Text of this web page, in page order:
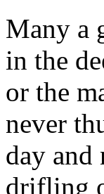
Many a
in the
or the
never
day and
drifling